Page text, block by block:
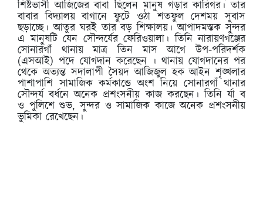
শিষ্টভাসী আজিজের বাবা ছিলেন মানুষ গড়ার কারিগর। তার
বাবার বিদ্যালয় বাগানে ফুটে ওঠা শতফুল দেশময় সুবাস
ছড়াচ্ছে। আতুর ঘরই তার বড় শিক্ষালয়। আপাদমস্তক সুন্দর
এ মানুষটি যেন সৌন্দর্যের ফেরিওয়ালা। তিনি নারায়ণগঞ্জের
সোনারগাঁ থানায় মাত্র তিন মাস আগে উপ-পরিদর্শক
(এসআই) পদে যোগদান করেছেন । থানায় যোগদানের পর
থেকে অত্যন্ত সদালাপী সৈয়দ আজিজুল হক আইন শৃঙ্খলার
পাশাপাশি সামাজিক কর্মকান্ডে অংশ নিয়ে সোনারগাঁ থানার
সৌন্দর্য বর্ধনে অনেক প্রশংসনীয় কাজ করছেন। তিনি র্যা ব
ও পুলিশে শুভ, সুন্দর ও সামাজিক কাজে অনেক প্রশংসনীয়
ভুমিকা রেখেছেন।